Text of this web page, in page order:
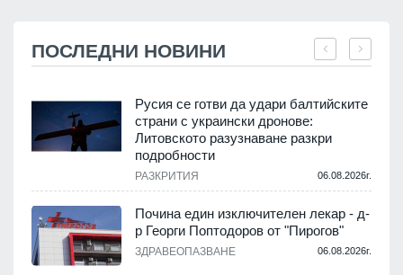
ПОСЛЕДНИ НОВИНИ
Русия се готви да удари балтийските
страни с украински дронове:
Литовското разузнаване разкри
подробности
РАЗКРИТИЯ 06.08.2026г.
Почина един изключителен лекар - д-
р Георги Поптодоров от "Пирогов"
ЗДРАВЕОПАЗВАНЕ 06.08.2026г.